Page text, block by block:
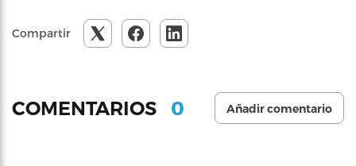
Compartir
COMENTARIOS 0 Añadir comentario